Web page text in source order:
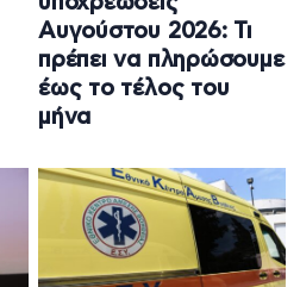
Αυγούστου 2026: Τι
πρέπει να πληρώσουμε
έως το τέλος του
μήνα